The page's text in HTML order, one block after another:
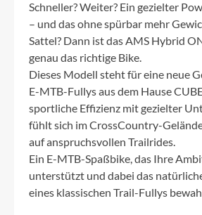
Schneller? Weiter? Ein gezielter
– und das ohne spürbar mehr
Sattel? Dann ist das AMS Hybrid
genau das richtige Bike.
Dieses Modell steht für eine neue
E-MTB-Fullys aus dem Hause
sportliche Effizienz mit gezielter
fühlt sich im CrossCountry-
auf anspruchsvollen Trailrides.
Ein E-MTB-Spaßbike, das Ihre
unterstützt und dabei das
eines klassischen Trail-Fullys